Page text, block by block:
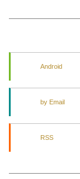
Android
by Email
RSS